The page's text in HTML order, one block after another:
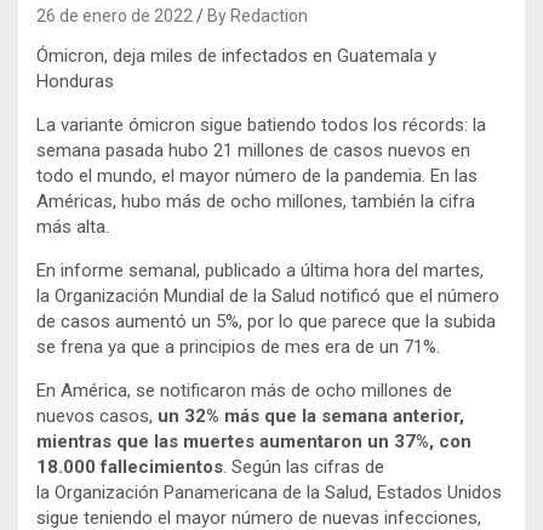
26 de enero de 2022 By Redaction
Ómicron, deja miles de infectados en Guatemala y
Honduras
La variante ómicron sigue batiendo todos los récords: la
semana pasada hubo 21 millones de casos nuevos en
todo el mundo, el mayor número de la pandemia. En las
Américas, hubo más de ocho millones, también la cifra
más alta.
En informe semanal, publicado a última hora del martes,
la Organización Mundial de la Salud notificó que el número
de casos aumentó un 5%, por lo que parece que la subida
se frena ya que a principios de mes era de un 71%.
En América, se notificaron más de ocho millones de
nuevos casos, un 32% más que la semana anterior,
mientras que las muertes aumentaron un 37%, con
18.000 fallecimientos. Según las cifras de
la Organización Panamericana de la Salud, Estados Unidos
sigue teniendo el mayor número de nuevas infecciones,